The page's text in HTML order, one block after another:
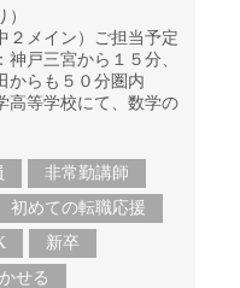
２メイン）ご担当予定
戸三宮から１５分、
からも５０分圏内
高等学校にて、数学の
非常勤講師
初めての転職応援
新卒
せる